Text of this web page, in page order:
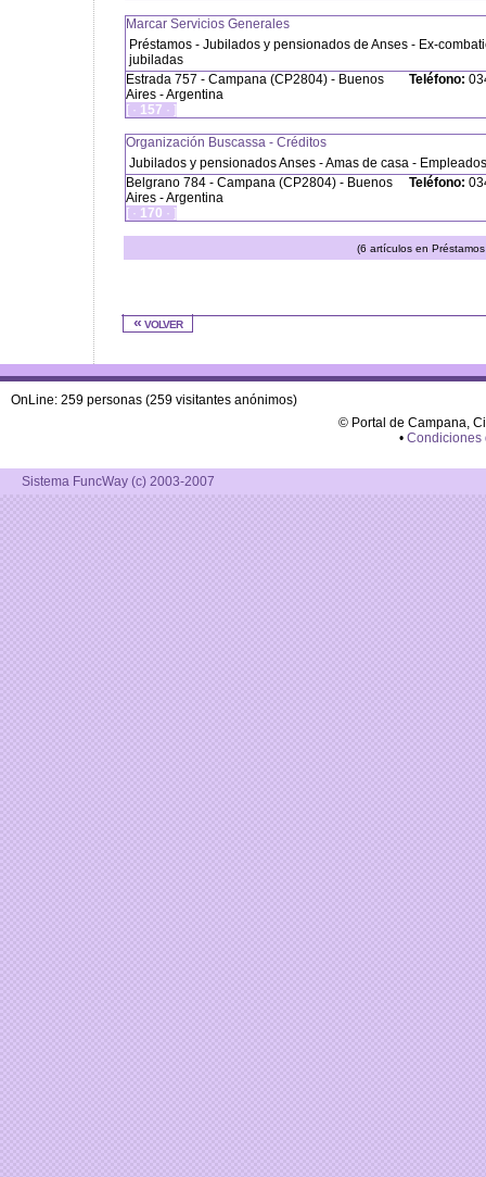
Marcar Servicios Generales
Préstamos - Jubilados y pensionados de Anses - Ex-
jubiladas
Estrada 757 - Campana (CP2804) - Buenos
Aires - Argentina
[ · 157 · ]
Teléfono:
Organización Buscassa - Créditos
Jubilados y pensionados Anses - Amas de casa -
Belgrano 784 - Campana (CP2804) - Buenos
Aires - Argentina
[ · 170 · ]
Teléfono:
(6 artículos en
« volver
OnLine: 259 personas (259 visitantes anónimos)
© Portal de Campana,
• Condiciones
Sistema FuncWay (c) 2003-2007